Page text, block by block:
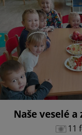
Naše veselé
11